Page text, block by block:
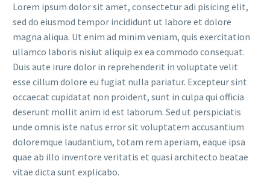
Lorem ipsum dolor sit amet, consectetur adi pisicing elit,
sed do eiusmod tempor incididunt ut labore et dolore
magna aliqua. Ut enim ad minim veniam, quis exercitation
ullamco laboris nisiut aliquip ex ea commodo consequat.
Duis aute irure dolor in reprehenderit in voluptate velit
esse cillum dolore eu fugiat nulla pariatur. Excepteur sint
occaecat cupidatat non proident, sunt in culpa qui officia
deserunt mollit anim id est laborum. Sed ut perspiciatis
unde omnis iste natus error sit voluptatem accusantium
doloremque laudantium, totam rem aperiam, eaque ipsa
quae ab illo inventore veritatis et quasi architecto beatae
vitae dicta sunt explicabo.